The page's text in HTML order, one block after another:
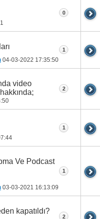
0
04-03-2022 17:35:50
1
video
2
1
Ve Podcast
03-03-2021 16:13:09
1
kapatıldı?
2